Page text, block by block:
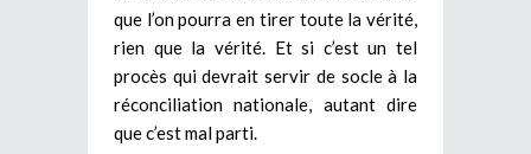
que l’on pourra en tirer toute la vérité,
rien que la vérité. Et si c’est un tel
procès qui devrait servir de socle à la
réconciliation nationale, autant dire
que c’est mal parti.